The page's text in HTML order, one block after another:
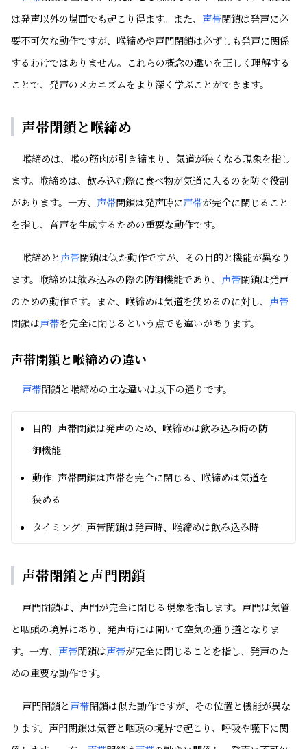
は発声以外の場面でも起こり得ます。また、 声帯閉鎖は発声に必
要不可欠な動作ですが、喉締めや声門閉鎖は必ずしも発声に関係
するわけではありません。これらの概念の違いを正しく理解する
ことで、発声のメカニズムをより深く学ぶことができます。
声帯閉鎖と喉締め
喉締めは、喉の筋肉が引き締まり、気道が狭くなる現象を指し
ます。喉締めは、飲み込む際に食べ物が気道に入るのを防ぐ役割
があります。一方、 声帯閉鎖は発声時に声帯が完全に閉じること
を指し、音声を生成するための重要な動作です。
喉締めと声帯閉鎖は似た動作ですが、その目的と機能が異なり
ます。喉締めは飲み込みの際の防御機能であり、 声帯閉鎖は発声
のための動作です。また、喉締めは気道を狭めるのに対し、 声帯
閉鎖は声帯を完全に閉じるという点でも違いがあります。
声帯閉鎖と喉締めの違い
声帯閉鎖と喉締めの主な違いは以下の通りです。
目的: 声帯閉鎖は発声のため、喉締めは飲み込み時の防
御機能
動作: 声帯閉鎖は声帯を完全に閉じる、喉締めは気道を
狭める
タイミング: 声帯閉鎖は発声時、喉締めは飲み込み時
声帯閉鎖と声門閉鎖
声門閉鎖は、声門が完全に閉じる現象を指します。声門は気管
と咽頭の境界にあり、発声時には開いて空気の通り道となりま
す。一方、 声帯閉鎖は声帯が完全に閉じることを指し、発声のた
めの重要な動作です。
声門閉鎖と声帯閉鎖は似た動作ですが、その位置と機能が異な
ります。声門閉鎖は気管と咽頭の境界で起こり、呼吸や嚥下に関